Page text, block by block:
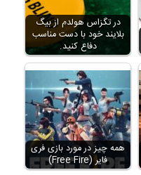
در تگزاس هولدم از بیگ
بلایند خود با دست مناسب
دفاع کنید.
همه چیز در مورد بازی فری
فایر (Free Fire)